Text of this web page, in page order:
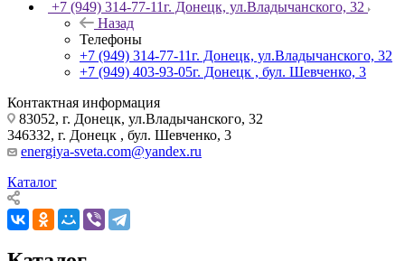
+7 (949) 314-77-11г. Донецк, ул.Владычанского, 32
Назад
Телефоны
+7 (949) 314-77-11г. Донецк, ул.Владычанского, 32
+7 (949) 403-93-05г. Донецк , бул. Шевченко, 3
Контактная информация
83052, г. Донецк, ул.Владычанского, 32
346332, г. Донецк , бул. Шевченко, 3
energiya-sveta.com@yandex.ru
Каталог